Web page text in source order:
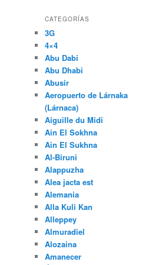
CATEGORÍAS
3G
4×4
Abu Dabi
Abu Dhabi
Abusir
Aeropuerto de Lárnaka
(Lárnaca)
Aiguille du Midi
Ain El Sokhna
Ain El Sukhna
Al-Biruni
Alappuzha
Alea jacta est
Alemania
Alla Kuli Kan
Alleppey
Almuradiel
Alozaina
Amanecer